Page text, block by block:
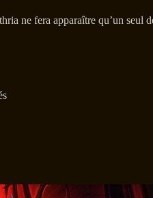
ne fera apparaître qu’un seul